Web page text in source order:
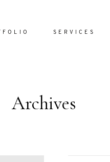
SERVICES
Archives